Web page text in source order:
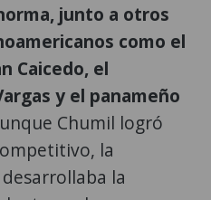
junto a otros
como el
Caicedo, el
y el panameño
Chumil logró
la
la